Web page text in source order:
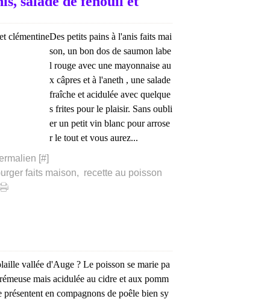
Des petits pains à l'anis faits mai
son, un bon dos de saumon labe
l rouge avec une mayonnaise au
x câpres et à l'aneth , une salade
fraîche et acidulée avec quelque
s frites pour le plaisir. Sans oubli
er un petit vin blanc pour arrose
r le tout et vous aurez...
[#]
faits maison, recette au poisson
vallée d'Auge ? Le poisson se marie pa
mais acidulée au cidre et aux pomm
présentent en compagnons de poêle bien sy